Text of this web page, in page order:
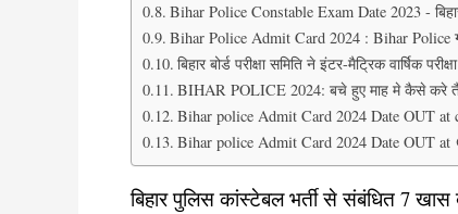
Bihar Police Constable Exam Date 2023 -
Bihar Police Admit Card 2024 : Bihar Police
बिहार बोर्ड परीक्षा समिति ने इंटर-मैट्रिक वार्षिक
BIHAR POLICE 2024: बचे हुए माह मे कैसे करे
Bihar police Admit Card 2024 Date OUT at
Bihar police Admit Card 2024 Date OUT at
बिहार पुलिस कांस्टेबल भर्ती से संबंधित 7